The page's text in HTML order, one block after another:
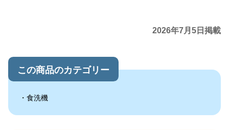
2026年7月5日掲載
この商品のカテゴリー
食洗機